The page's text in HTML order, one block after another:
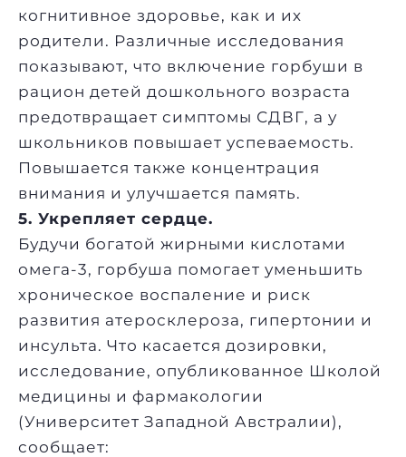
когнитивное здоровье, как и их
родители. Различные исследования
показывают, что включение горбуши в
рацион детей дошкольного возраста
предотвращает симптомы СДВГ, а у
школьников повышает успеваемость.
Повышается также концентрация
внимания и улучшается память.
5. Укрепляет сердце.
Будучи богатой жирными кислотами
омега-3, горбуша помогает уменьшить
хроническое воспаление и риск
развития атеросклероза, гипертонии и
инсульта. Что касается дозировки,
исследование, опубликованное Школой
медицины и фармакологии
(Университет Западной Австралии),
сообщает: